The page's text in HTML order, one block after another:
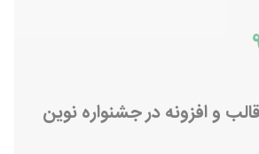
قالب و افزونه در جشنواره نوین